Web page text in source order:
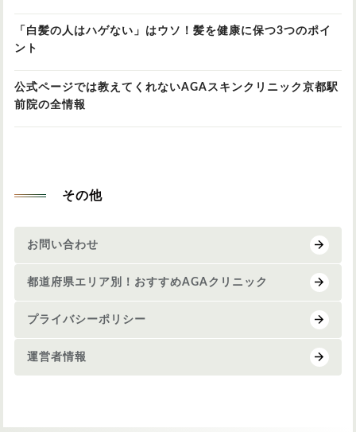
「白髪の人はハゲない」はウソ！髪を健康に保つ3つのポイ
ント
公式ページでは教えてくれないAGAスキンクリニック京都駅
前院の全情報
その他
お問い合わせ
都道府県エリア別！おすすめAGAクリニック
プライバシーポリシー
運営者情報